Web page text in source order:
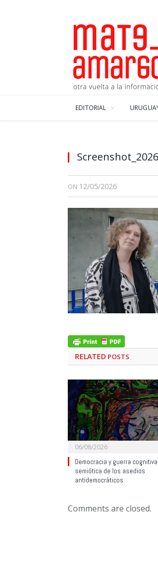
EDITORIAL
ON 12/05/2026
RELATED POSTS
06/08/2026
Democracia y guerra
semiótica de los asedios
antidemocráticos
Comments are closed.